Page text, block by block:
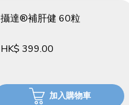
攝達®補肝健 60粒
HK$ 399.00
加入購物車